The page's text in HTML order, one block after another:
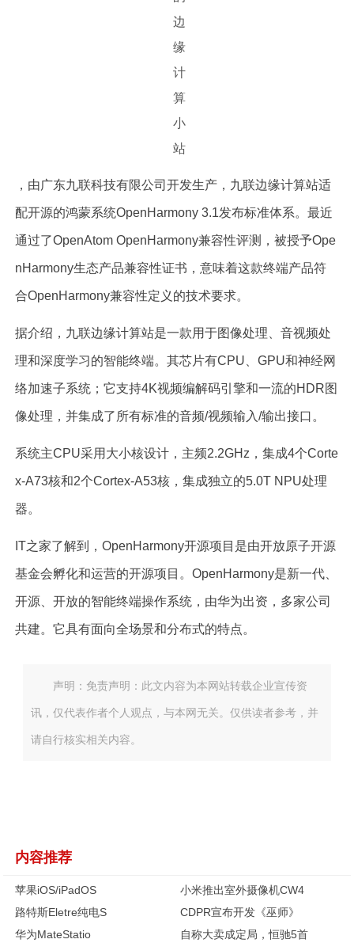
，由广东九联科技有限公司开发生产，九联边缘计算站适
配开源的鸿蒙系统OpenHarmony 3.1发布标准体系。最近
通过了OpenAtom OpenHarmony兼容性评测，被授予Ope
nHarmony生态产品兼容性证书，意味着这款终端产品符
合OpenHarmony兼容性定义的技术要求。
据介绍，九联边缘计算站是一款用于图像处理、音视频处
理和深度学习的智能终端。其芯片有CPU、GPU和神经网
络加速子系统；它支持4K视频编解码引擎和一流的HDR图
像处理，并集成了所有标准的音频/视频输入/输出接口。
系统主CPU采用大小核设计，主频2.2GHz，集成4个Corte
x-A73核和2个Cortex-A53核，集成独立的5.0T NPU处理
器。
IT之家了解到，OpenHarmony开源项目是由开放原子开源
基金会孵化和运营的开源项目。OpenHarmony是新一代、
开源、开放的智能终端操作系统，由华为出资，多家公司
共建。它具有面向全场景和分布式的特点。
声明：免责声明：此文内容为本网站转载企业宣传资
讯，仅代表作者个人观点，与本网无关。仅供读者参考，并
请自行核实相关内容。
内容推荐
苹果iOS/iPadOS
小米推出室外摄像机CW4
路特斯Eletre纯电S
CDPR宣布开发《巫师》
华为MateStatio
自称大卖成定局，恒驰5首